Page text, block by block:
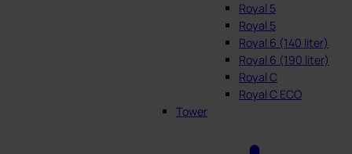
Royal 5
Royal 5
Royal 6 (140 liter)
Royal 6 (190 liter)
Royal C
Royal C ECO
Tower